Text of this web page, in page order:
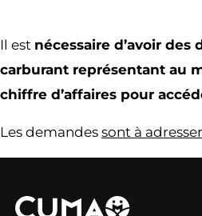
Il est nécessaire d’avoir des
carburant représentant au
chiffre d’affaires pour
Les demandes sont à